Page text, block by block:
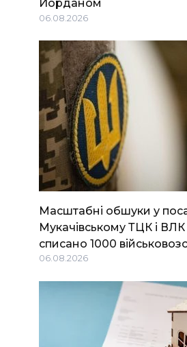
Йорданом
06.08.2026
Масштабні обшуки у
Мукачівському ТЦК і
списано 1000
06.08.2026